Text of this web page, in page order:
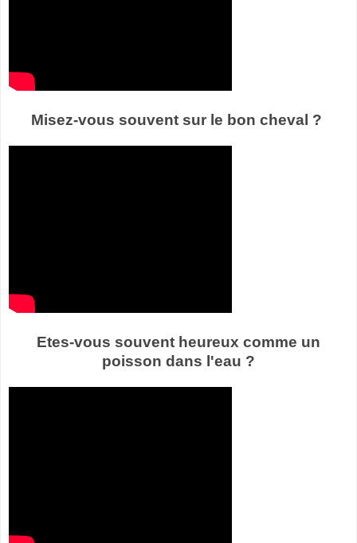
Misez-vous souvent sur le bon cheval ?
Etes-vous souvent heureux comme un
poisson dans l'eau ?